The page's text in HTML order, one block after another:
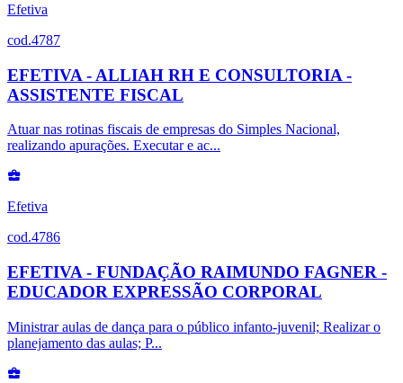
Efetiva
cod.4787
EFETIVA - ALLIAH RH E CONSULTORIA -
ASSISTENTE FISCAL
Atuar nas rotinas fiscais de empresas do Simples Nacional,
realizando apurações. Executar e ac...
Efetiva
cod.4786
EFETIVA - FUNDAÇÃO RAIMUNDO FAGNER -
EDUCADOR EXPRESSÃO CORPORAL
Ministrar aulas de dança para o público infanto-juvenil; Realizar o
planejamento das aulas; P...